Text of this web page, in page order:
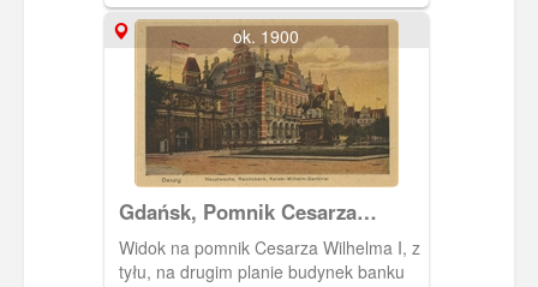
budynki. Budynek hotelu Danziger Hof
nie został odbudowany. Zbudowano w
tym miejscy pawilon handlowy
(meblowy) późniejszy budynek LOT.
Widoczny też przedwojenny wóz
tramwaju.
ok. 1900
Gdańsk, Pomnik Cesarza
Wilhelma I
Widok na pomnik Cesarza Wilhelma I, z
tyłu, na drugim planie budynek banku